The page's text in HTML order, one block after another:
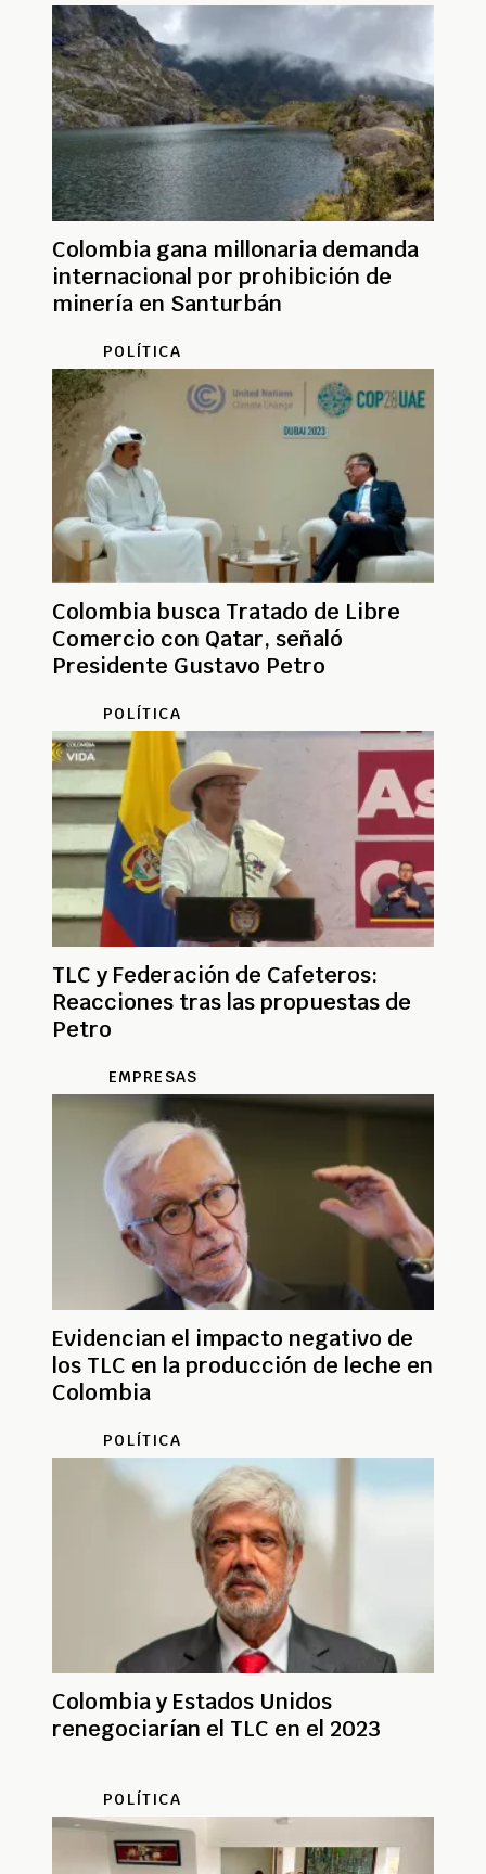
Colombia gana millonaria demanda
internacional por prohibición de
minería en Santurbán
POLÍTICA
Colombia busca Tratado de Libre
Comercio con Qatar, señaló
Presidente Gustavo Petro
POLÍTICA
TLC y Federación de Cafeteros:
Reacciones tras las propuestas de
Petro
EMPRESAS
Evidencian el impacto negativo de
los TLC en la producción de leche en
Colombia
POLÍTICA
Colombia y Estados Unidos
renegociarían el TLC en el 2023
POLÍTICA